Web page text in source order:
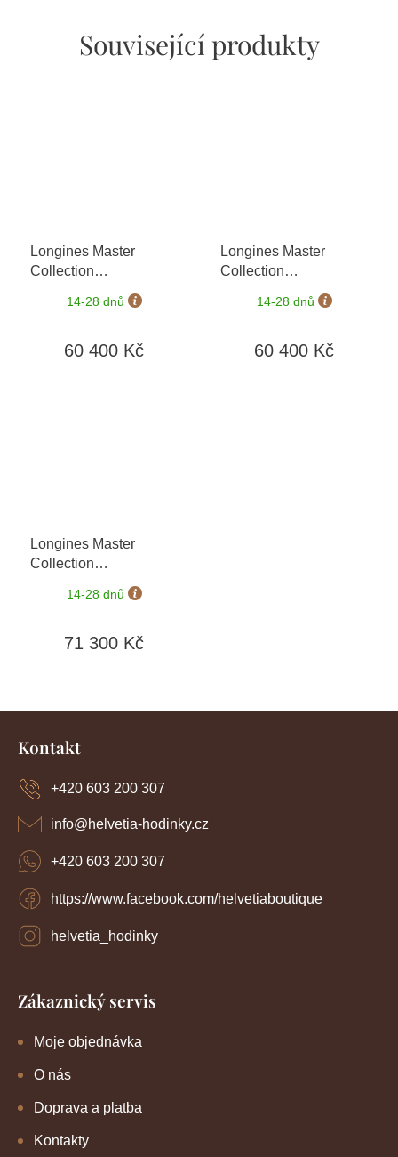
Související produkty
Longines Master
Collection
+ záruka
5 let + možnost výměny
14-28 dnů
60 400 Kč
Longines Master
Collection
+ záruka
5 let + možnost výměny
14-28 dnů
60 400 Kč
Longines Master
Collection
+ záruka
5 let + možnost výměny
14-28 dnů
71 300 Kč
Z
Kontakt
info@helvetia-hodinky.cz
+420 603 200 307
https://www.facebook.com/helvetiaboutique
helvetia_hodinky
+420 603 200 307
Zákaznický servis
Moje objednávka
O nás
Doprava a platba
Kontakty